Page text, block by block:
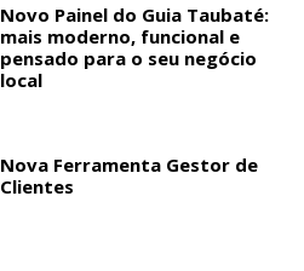
Novo Painel do Guia Taubaté:
mais moderno, funcional e
pensado para o seu negócio
local
Nova Ferramenta Gestor de
Clientes